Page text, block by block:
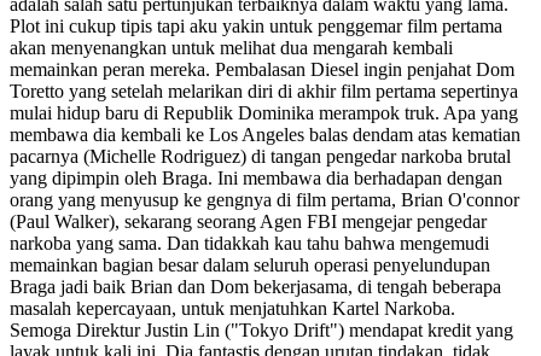
adalah salah satu pertunjukan terbaiknya dalam waktu yang lama.
Plot ini cukup tipis tapi aku yakin untuk penggemar film pertama
akan menyenangkan untuk melihat dua mengarah kembali
memainkan peran mereka. Pembalasan Diesel ingin penjahat Dom
Toretto yang setelah melarikan diri di akhir film pertama sepertinya
mulai hidup baru di Republik Dominika merampok truk. Apa yang
membawa dia kembali ke Los Angeles balas dendam atas kematian
pacarnya (Michelle Rodriguez) di tangan pengedar narkoba brutal
yang dipimpin oleh Braga. Ini membawa dia berhadapan dengan
orang yang menyusup ke gengnya di film pertama, Brian O'connor
(Paul Walker), sekarang seorang Agen FBI mengejar pengedar
narkoba yang sama. Dan tidakkah kau tahu bahwa mengemudi
memainkan bagian besar dalam seluruh operasi penyelundupan
Braga jadi baik Brian dan Dom bekerjasama, di tengah beberapa
masalah kepercayaan, untuk menjatuhkan Kartel Narkoba.
Semoga Direktur Justin Lin ("Tokyo Drift") mendapat kredit yang